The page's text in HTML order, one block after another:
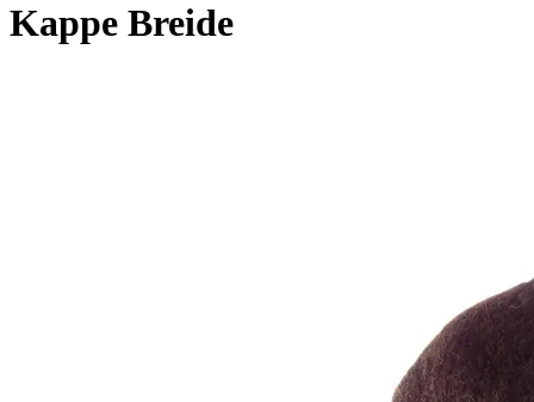
Kappe Breide